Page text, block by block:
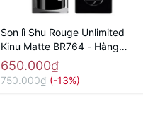
Son lì Shu Rouge Unlimited
Kinu Matte BR764 - Hàng
Nhật chính hãng
650.000₫
750.000₫ (-13%)